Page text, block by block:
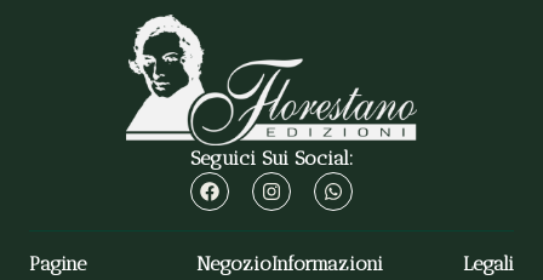
Seguici Sui Social:
Pagine NegozioInformazioni Legali